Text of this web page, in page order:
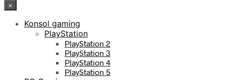
×
Konsol gaming
PlayStation
PlayStation 2
PlayStation 3
PlayStation 4
PlayStation 5